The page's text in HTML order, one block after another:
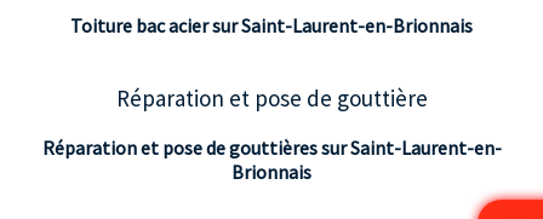
Toiture bac acier sur Saint-Laurent-en-Brionnais
Réparation et pose de gouttière
Réparation et pose de gouttières sur Saint-Laurent-en-
Brionnais